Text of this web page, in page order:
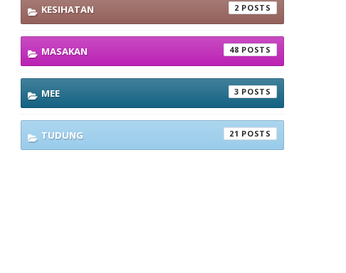
KESIHATAN 2
MASAKAN 48
MEE 3
TUDUNG 21